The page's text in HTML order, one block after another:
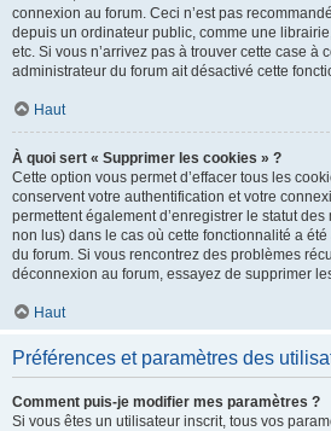
connexion au forum. Ceci n’est pas
depuis un ordinateur public, comme une
etc. Si vous n’arrivez pas à trouver cette case à
administrateur du forum ait désactivé cette
Haut
À quoi sert « Supprimer les cookies » ?
Cette option vous permet d’effacer tous les
conservent votre authentification et votre
permettent également d’enregistrer le statut des
non lus) dans le cas où cette fonctionnalité a
du forum. Si vous rencontrez des problèmes
déconnexion au forum, essayez de supprimer
Haut
Préférences et paramètres des
Comment puis-je modifier mes paramètres ?
Si vous êtes un utilisateur inscrit, tous vos